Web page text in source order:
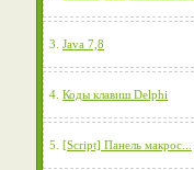
3. Java 7,8
4. Коды клавиш Delphi
5. [Script] Панель макрос...